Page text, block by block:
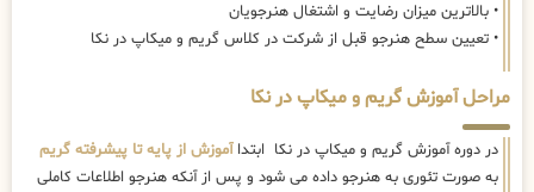
• بالاترین میزان رضایت و اشتغال هنرجویان
• تعیین سطح هنرجو قبل از شرکت در کلاس گریم و میکاپ در نکا
مراحل آموزش گریم و میکاپ در نکا
در دوره آموزش گریم و میکاپ در نکا ابتداآموزش از پایه تا پیشرفته گریم
به صورت تئوری به هنرجو داده می شود و پس از آنکه هنرجو اطلاعات کاملی